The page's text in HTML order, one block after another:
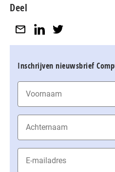
Deel
Inschrijven nieuwsbrief